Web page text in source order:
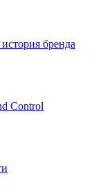
бренда
Control